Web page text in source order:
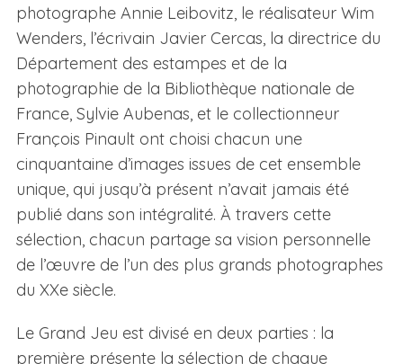
photographe Annie Leibovitz, le réalisateur Wim
Wenders, l’écrivain Javier Cercas, la directrice du
Département des estampes et de la
photographie de la Bibliothèque nationale de
France, Sylvie Aubenas, et le collectionneur
François Pinault ont choisi chacun une
cinquantaine d’images issues de cet ensemble
unique, qui jusqu’à présent n’avait jamais été
publié dans son intégralité. À travers cette
sélection, chacun partage sa vision personnelle
de l’œuvre de l’un des plus grands photographes
du XXe siècle.
Le Grand Jeu est divisé en deux parties : la
première présente la sélection de chaque